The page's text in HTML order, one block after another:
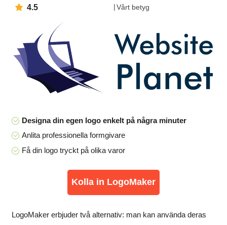
4.5 Vårt betyg
Designa din egen logo enkelt på några minuter
Anlita professionella formgivare
Få din logo tryckt på olika varor
Kolla in LogoMaker
LogoMaker erbjuder två alternativ: man kan använda deras